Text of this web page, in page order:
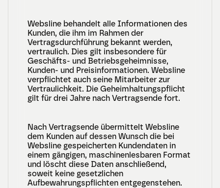
Websline behandelt alle Informationen des
Kunden, die ihm im Rahmen der
Vertragsdurchführung bekannt werden,
vertraulich. Dies gilt insbesondere für
Geschäfts- und Betriebsgeheimnisse,
Kunden- und Preisinformationen. Websline
verpflichtet auch seine Mitarbeiter zur
Vertraulichkeit. Die Geheimhaltungspflicht
gilt für drei Jahre nach Vertragsende fort.
Nach Vertragsende übermittelt Websline
dem Kunden auf dessen Wunsch die bei
Websline gespeicherten Kundendaten in
einem gängigen, maschinenlesbaren Format
und löscht diese Daten anschließend,
soweit keine gesetzlichen
Aufbewahrungspflichten entgegenstehen.